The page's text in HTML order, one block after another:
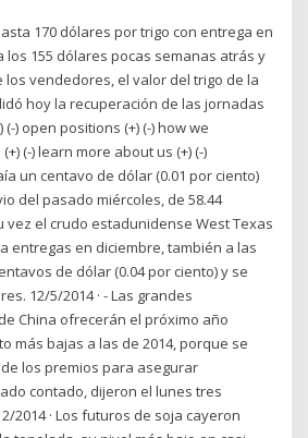
170 dólares por trigo con entrega en
los 155 dólares pocas semanas atrás y
vendedores, el valor del trigo de la
hoy la recuperación de las jornadas
) open positions (+) (-) how we
(-) learn more about us (+) (-)
un centavo de dólar (0.01 por ciento)
del pasado miércoles, de 58.44
vez el crudo estadunidense West Texas
entregas en diciembre, también a las
de dólar (0.04 por ciento) y se
12/5/2014 · - Las grandes
China ofrecerán el próximo año
más bajas a las de 2014, porque se
los premios para asegurar
contado, dijeron el lunes tres
2014 · Los futuros de soja cayeron